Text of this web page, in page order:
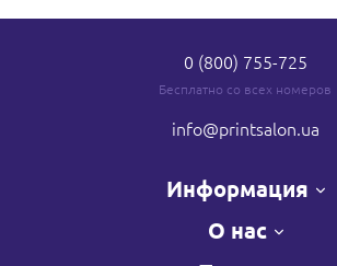
0 (800) 755-725
Бесплатно со всех номеров
info@printsalon.ua
Информация
О нас